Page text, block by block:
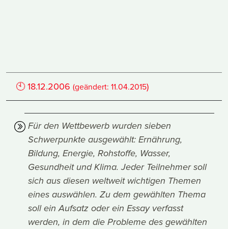
🕙18.12.2006 (geändert:11.04.2015)
Für den Wettbewerb wurden sieben
Schwerpunkte ausgewählt: Ernährung,
Bildung, Energie, Rohstoffe, Wasser,
Gesundheit und Klima. Jeder Teilnehmer soll
sich aus diesen weltweit wichtigen Themen
eines auswählen. Zu dem gewählten Thema
soll ein Aufsatz oder ein Essay verfasst
werden, in dem die Probleme des gewählten